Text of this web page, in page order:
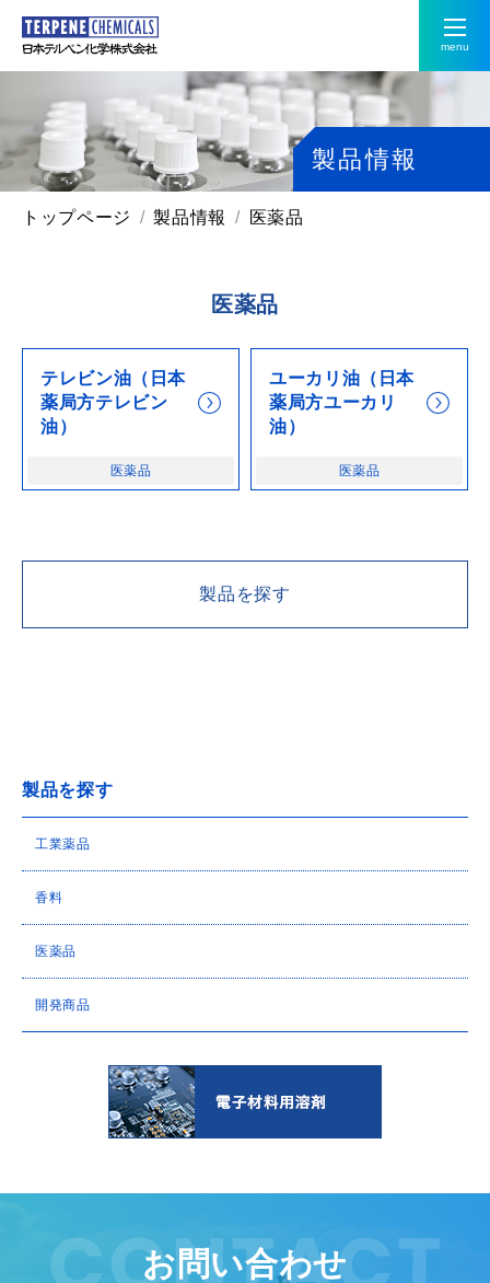
menu
製品情報
トップページ 製品情報 医薬品
医薬品
テレビン油（日本
薬局方テレビン
油）
医薬品
ユーカリ油（日本
薬局方ユーカリ
油）
医薬品
製品を探す
製品を探す
工業薬品
香料
医薬品
開発商品
お問い合わせ